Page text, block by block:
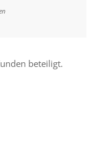
beteiligt.